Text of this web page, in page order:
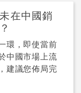
在中國銷
環，即使當前
中國市場上流
建議您佈局完